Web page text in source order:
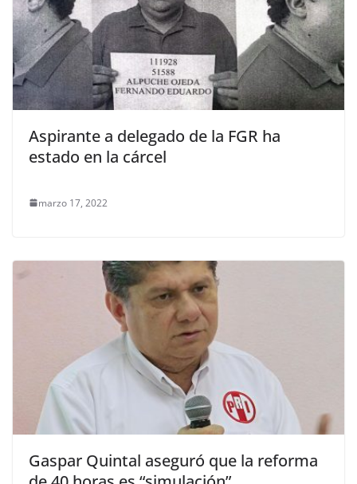
Aspirante a delegado de la FGR ha
estado en la cárcel
marzo 17, 2022
Gaspar Quintal aseguró que la reforma